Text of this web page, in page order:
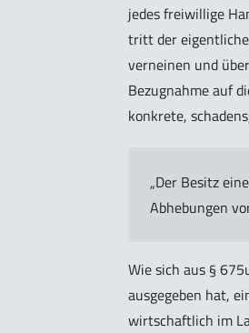
jedes freiwillige
tritt der
verneinen und
Bezugnahme auf
konkrete,
„Der Besitz
Abhebungen
Wie sich aus §
ausgegeben hat,
wirtschaftlich im